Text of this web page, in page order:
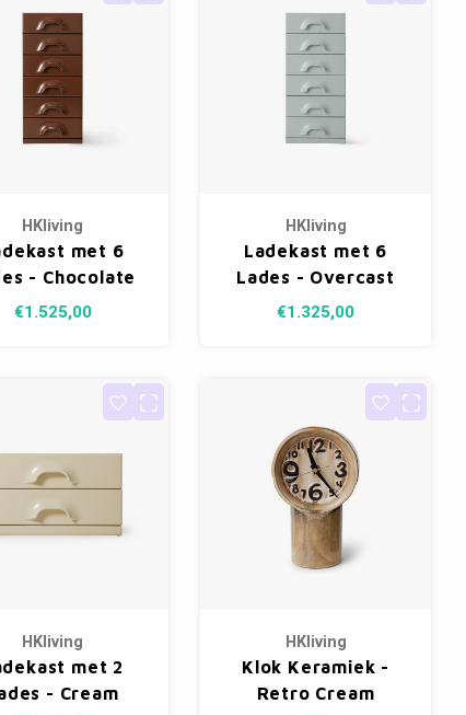
HKliving
met 6
- Chocolate
€1.525,00
HKliving
Ladekast met 6
Lades - Overcast
€1.325,00
HKliving
met 2
- Cream
HKliving
Klok Keramiek -
Retro Cream